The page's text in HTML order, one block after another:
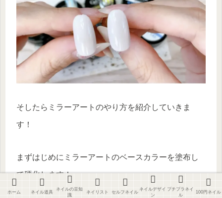
そしたらミラーアートのやり方を紹介していきま
す！
まずはじめにミラーアートのベースカラーを塗布し
て硬化します！
ホーム ネイル道具
ネイルの豆知
識
ネイリスト セルフネイル
ネイルデザイ
ン
プチプラネイ
ル
100円ネイル